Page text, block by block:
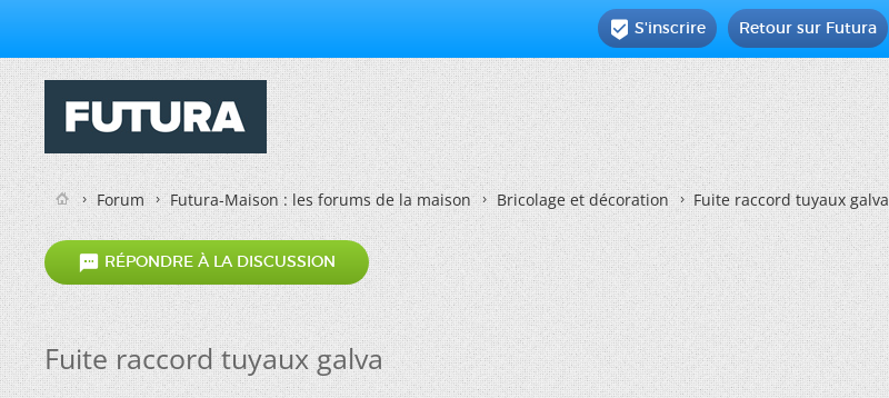
Retour sur Futura
 S'inscrire
Forum Futura-Maison : les forums de la maison Bricolage et décoration Fuite raccord tuyaux galva
 RÉPONDRE À LA DISCUSSION
Fuite raccord tuyaux galva